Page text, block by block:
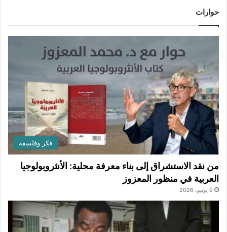
حوارات
فكر وفلسفة
من نقد الاستشراق إلى بناء معرفة محلية: الأنثروبولوجيا
العربية في منظور المعزوز
9 يونيو، 2026